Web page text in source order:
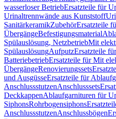
wasserloser BetriebErsatzteile für
Urinaltrennwände aus Kunststoff
SanitärkeramikZubehörErsatzteile
ÜbergängeBefestigungsmaterial
Spülauslösung, NetzbetriebMit
SpülauslösungAufputzErsatzteile
BatteriebetriebErsatzteile für Mit
ÜbergängeRenovierungssets
und AusgüsseErsatzteile für
AnschlussstutzenAnschlusssets
DeckkappenAblaufgarnituren für
SiphonsRohrbogensiphons
AnschlussstutzenAnschlussbögen